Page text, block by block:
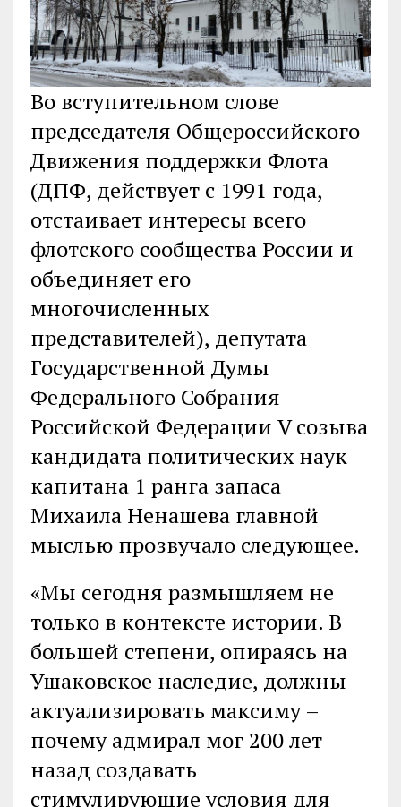
Во вступительном слове
председателя Общероссийского
Движения поддержки Флота
(ДПФ, действует с 1991 года,
отстаивает интересы всего
флотского сообщества России и
объединяет его
многочисленных
представителей), депутата
Государственной Думы
Федерального Собрания
Российской Федерации V созыва
кандидата политических наук
капитана 1 ранга запаса
Михаила Ненашева главной
мыслью прозвучало следующее.
«Мы сегодня размышляем не
только в контексте истории. В
большей степени, опираясь на
Ушаковское наследие, должны
актуализировать максиму –
почему адмирал мог 200 лет
назад создавать
стимулирующие условия для